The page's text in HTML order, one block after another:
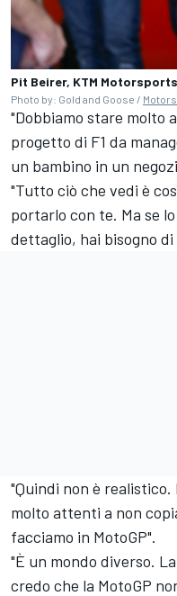
Pit Beirer, KTM
Photo by: Gold and Goose /
"Dobbiamo stare molto
progetto di F1 da
un bambino in un
"Tutto ciò che vedi è
portarlo con te. Ma se
dettaglio, hai bisogno
"Quindi non è
molto attenti a non
facciamo in MotoGP".
"È un mondo diverso.
credo che la MotoGP